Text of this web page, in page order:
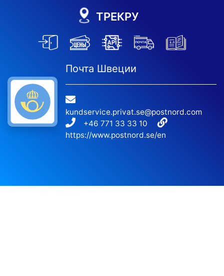
ТРЕКРУ
Почта Швеции
kundservice.privat.se@postnord.com
+46 771 33 33 10
https://www.postnord.se/en